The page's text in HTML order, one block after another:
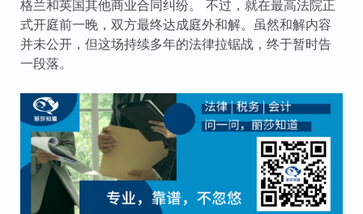
格兰和英国其他商业合同纠纷。 不过，就在最高法院正
式开庭前一晚，双方最终达成庭外和解。虽然和解内容
并未公开，但这场持续多年的法律拉锯战，终于暂时告
一段落。